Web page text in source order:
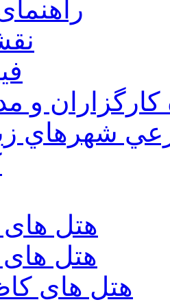
كارگزاران و
شهرهاي
هتل
هتل های
هتل های